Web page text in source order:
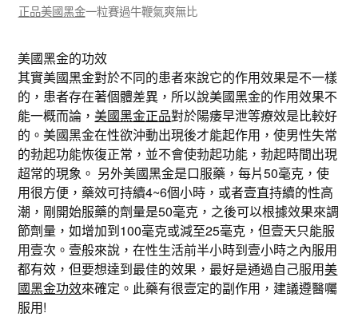
正品美國黑金一粒賽過牛鞭氣爽無比
美國黑金的功效
其實美國黑金對於不同的患者來說它的作用效果是不一樣
的，患者存在著個體差異，所以說美國黑金的作用效果不
能一概而論，美國黑金正品對於陽痿早泄等療效是比較好
的。美國黑金在性欲沖動出現後才能起作用，使男性失常
的勃起功能恢復正常，並不會使勃起功能，勃起時間出現
超常的現象。 另外美國黑金是口服藥，每片50毫克，使
用很方便，藥效可持續4~6個小時，或者壹直持續的性高
潮，剛開始服藥的劑量是50毫克，之後可以根據效果來調
節劑量，如增加到100毫克或減至25毫克，但壹天只能服
用壹次。壹般來說，在性生活前半小時到壹小時之內服用
都有效，但要想達到最佳的效果，最好是通過自己服用美
國黑金功效來確定。此藥有很壹定的副作用，建議遵醫囑
服用!